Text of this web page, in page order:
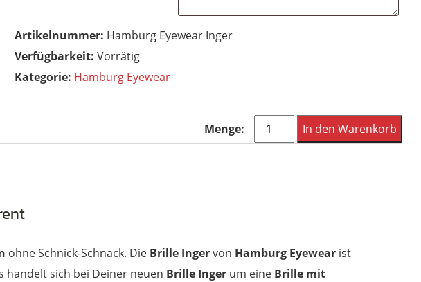
Artikelnummer: Hamburg Eyewear Inger
Vorrätig
Kategorie: Hamburg Eyewear
Hamburg
Eyewear
Menge
In den Warenkorb
ohne Schnick-Schnack. Die Brille Ingervon Hamburg Eyewear ist
handelt sich bei Deiner neuen Brille Inger um eine Brille mit